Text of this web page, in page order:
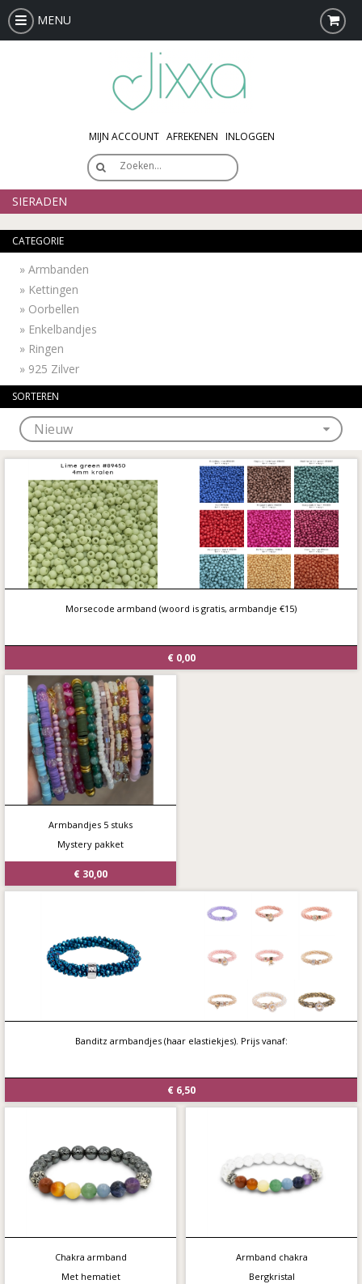
MENU
MIJN ACCOUNT AFREKENEN INLOGGEN
Zoeken…
SIERADEN
CATEGORIE
» Armbanden
» Kettingen
» Oorbellen
» Enkelbandjes
» Ringen
» 925 Zilver
SORTEREN
Morsecode armband (woord is gratis, armbandje €15)
€ 0,00
Armbandjes 5 stuks
Mystery pakket
€ 30,00
Banditz armbandjes (haar elastiekjes). Prijs vanaf:
€ 6,50
Chakra armband
Met hematiet
Armband chakra
Bergkristal